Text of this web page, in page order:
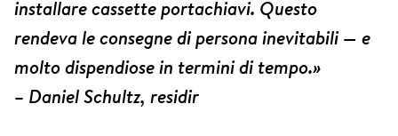
installare cassette portachiavi. Questo
rendeva le consegne di persona inevitabili — e
molto dispendiose in termini di tempo.»
– Daniel Schultz, residir